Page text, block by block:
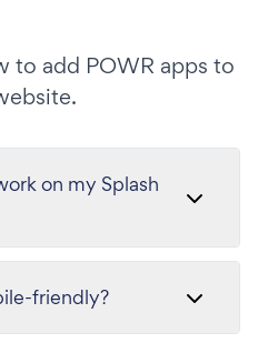
to add POWR apps to
on my Splash
friendly?